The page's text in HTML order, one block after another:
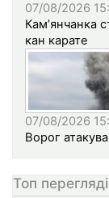
07/08/2026
Кам’янчанка
кан карате
07/08/2026
Ворог
Топ